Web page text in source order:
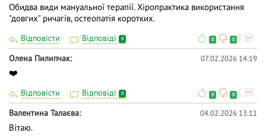
Обидва види мануальної терапії. Хіропрактика використання
"довгих" ричагів, остеопатія коротких.
Відповісти Відповіді 0 0 0
Олена Пилипчак 07.02.2026 14:19
❤️
Відповісти Відповіді 0 0 0
Валентина Талаєва 04.02.2026 13:11
Вітаю.